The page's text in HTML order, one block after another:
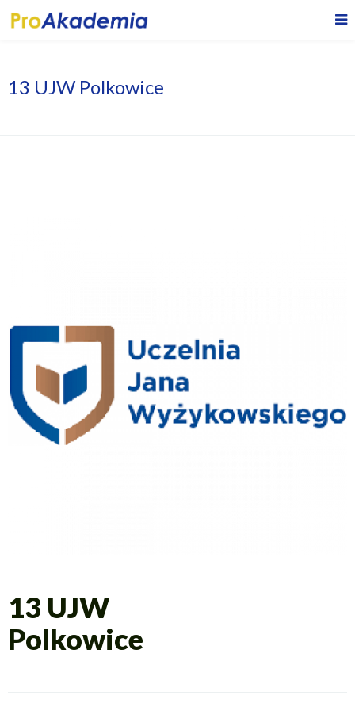
13 UJW Polkowice
13 UJW
Polkowice